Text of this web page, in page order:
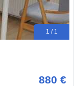
1 / 1
880 €